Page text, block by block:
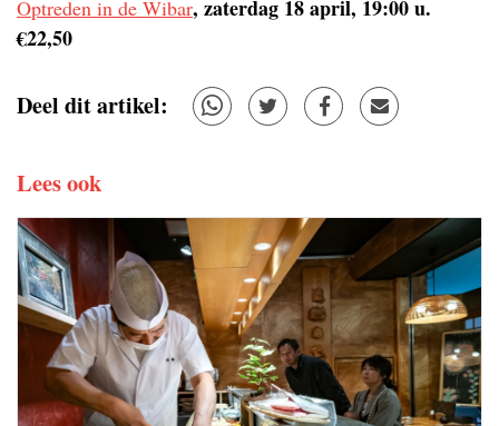
Optreden in de Wibar, zaterdag 18 april, 19:00 u.
€22,50
Deel dit artikel:
Lees ook